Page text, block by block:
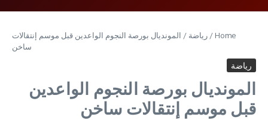
Home
/ رﯾﺎﺿﺔ / المونديال بورصة النجوم الواعدين قبل موسم إنتقالات
ساخن
رﯾﺎﺿﺔ
المونديال بورصة النجوم الواعدين
قبل موسم إنتقالات ساخن